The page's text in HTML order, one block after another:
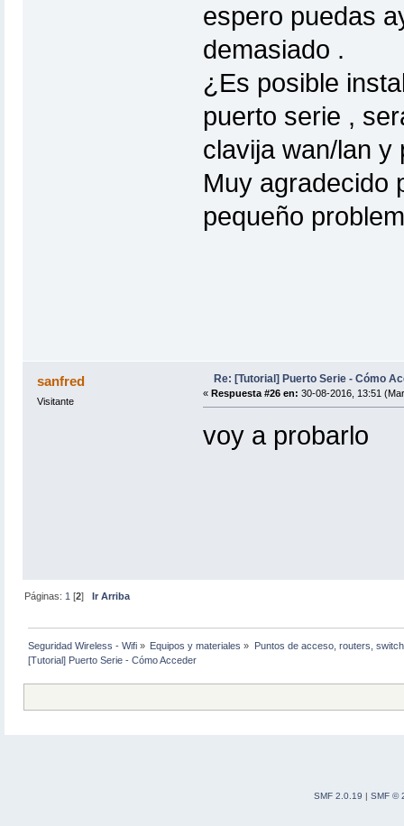
espero puedas
demasiado .
¿Es posible
puerto serie ,
clavija wan/lan y
Muy agradecido
pequeño
sanfred
Visitante
Re: [Tutorial] Puerto Serie - Cómo
« Respuesta #26 en: 30-08-2016, 13:51
voy a probarlo
Páginas: 1 [2]Ir Arriba
Seguridad Wireless - Wifi » Equipos y materiales » Puntos de acceso, routers,
[Tutorial] Puerto Serie - Cómo Acceder
SMF 2.0.19 | SMF ©